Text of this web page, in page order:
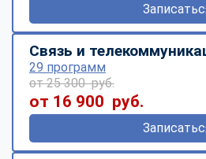
Связь и
29 программ
от 25 300 руб.
от 16 900 руб.